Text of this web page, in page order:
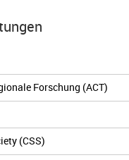
Forschung (ACT)
(CSS)